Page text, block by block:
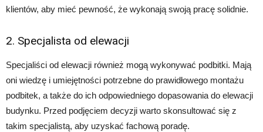
klientów, aby mieć pewność, że wykonają swoją pracę solidnie.
2. Specjalista od elewacji
Specjaliści od elewacji również mogą wykonywać podbitki. Mają
oni wiedzę i umiejętności potrzebne do prawidłowego montażu
podbitek, a także do ich odpowiedniego dopasowania do elewacji
budynku. Przed podjęciem decyzji warto skonsultować się z
takim specjalistą, aby uzyskać fachową poradę.